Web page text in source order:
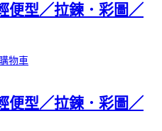
便型／拉鍊．彩圖／
物車
便型／拉鍊．彩圖／